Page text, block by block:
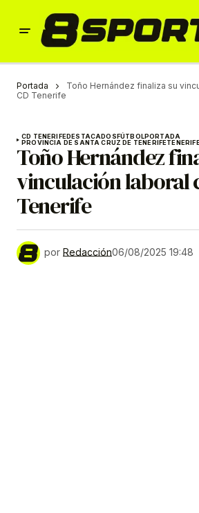
Portada
Toño Hernández finaliza su
CD Tenerife
CD TENERIFEDESTACADOSFÚTBOLPORTADA
PROVINCIA DE SANTA CRUZ DE TENERIFE
Toño Hernández
vinculación laboral
Tenerife
por Redacción06/08/2025 19:48